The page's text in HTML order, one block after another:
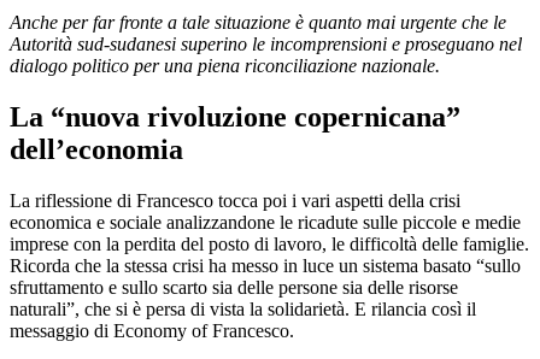
Anche per far fronte a tale situazione è quanto mai urgente che le
Autorità sud-sudanesi superino le incomprensioni e proseguano nel
dialogo politico per una piena riconciliazione nazionale.
La “nuova rivoluzione copernicana”
dell’economia
La riflessione di Francesco tocca poi i vari aspetti della crisi
economica e sociale analizzandone le ricadute sulle piccole e medie
imprese con la perdita del posto di lavoro, le difficoltà delle famiglie.
Ricorda che la stessa crisi ha messo in luce un sistema basato “sullo
sfruttamento e sullo scarto sia delle persone sia delle risorse
naturali”, che si è persa di vista la solidarietà. E rilancia così il
messaggio di Economy of Francesco.